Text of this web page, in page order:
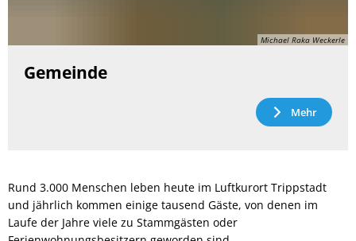
Michael Raka Weckerle
Gemeinde
Mehr
Rund 3.000 Menschen leben heute im Luftkurort Trippstadt
und jährlich kommen einige tausend Gäste, von denen im
Laufe der Jahre viele zu Stammgästen oder